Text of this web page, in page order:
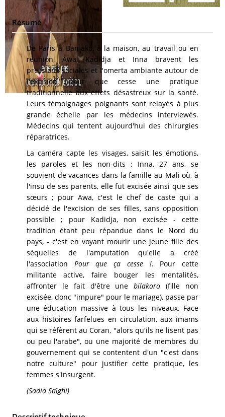
Résumé
De Paris à Bamako, à la maison, au travail ou en
réunion, Awa, Kadidja et Inna bravent les
pressions sociales et l'omerta ambiante autour de
l'excision, pour que cesse une pratique
traditionnelle aux effets désastreux sur la santé.
Leurs témoignages poignants sont relayés à plus
grande échelle par les médecins interviewés.
Médecins qui tentent aujourd'hui des chirurgies
réparatrices.
La caméra capte les visages, saisit les émotions,
les paroles et les non-dits : Inna, 27 ans, se
souvient de vacances dans la famille au Mali où, à
l'insu de ses parents, elle fut excisée ainsi que ses
sœurs ; pour Awa, c'est le chef de caste qui a
décidé de l'excision de ses filles, sans opposition
possible ; pour Kadidja, non excisée - cette
tradition étant peu répandue dans le Nord du
pays, - c'est en voyant mourir une jeune fille des
séquelles de l'amputation qu'elle a créé
l'association Pour que ça cesse !. Pour cette
militante active, faire bouger les mentalités,
affronter le fait d'être unebilakoro (fille non
excisée, donc "impure" pour le mariage), passe par
une éducation massive à tous les niveaux. Face
aux histoires farfelues en circulation, aux imams
qui se réfèrent au Coran, "alors qu'ils ne lisent pas
ou peu l'arabe", ou une majorité de membres du
gouvernement qui se contentent d'un "c'est dans
notre culture" pour justifier cette pratique, les
femmes s'insurgent.
(Sadia Saïghi)